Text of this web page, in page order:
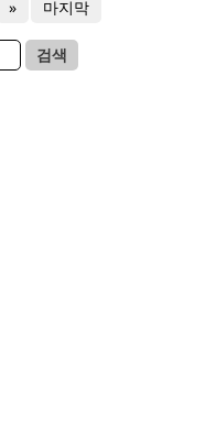
» 마지막
검색